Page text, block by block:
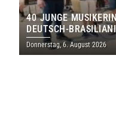
40 JUNGE
DEUTSCH-
THOLEY
Donnerstag, 6. August 2026